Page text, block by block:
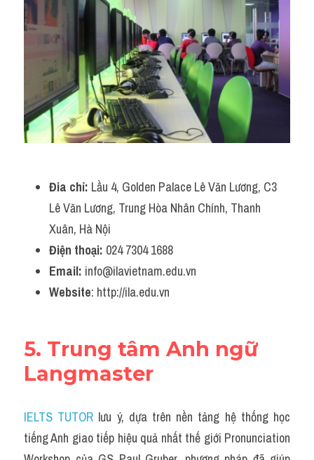
Đia chỉ: Lầu 4, Golden Palace Lê Văn Lương, C3
Lê Văn Lương, Trung Hòa Nhân Chính, Thanh
Xuân, Hà Nội
Điện thoại: 024 7304 1688
Email: info@ilavietnam.edu.vn
Website: http://ila.edu.vn
5. Trung tâm Anh ngữ
Langmaster
IELTS TUTOR lưu ý, dựa trên nền tảng hệ thống học
tiếng Anh giao tiếp hiệu quả nhất thế giới Pronunciation